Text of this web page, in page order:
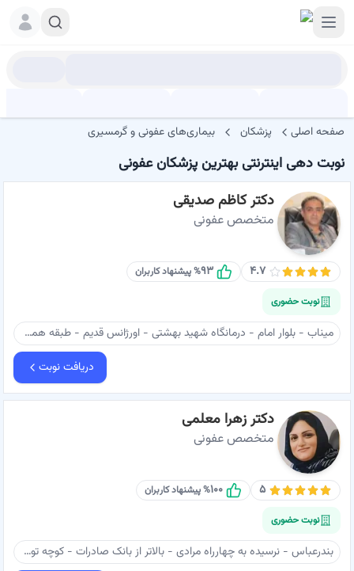
صفحه اصلی پزشکان بیماری‌های عفونی و گرمسیری
نوبت دهی اینترنتی بهترین پزشکان عفونی
دکتر کاظم صدیقی
متخصص عفونی
۴.۷ ۹۳% پیشنهاد کاربران
نوبت حضوری
میناب - بلوار امام - درمانگاه شهید بهشتی - اورژانس قدیم - طبقه همکف - دکتر صدیقی
دریافت نوبت
دکتر زهرا معلمی
متخصص عفونی
۵ ۱۰۰% پیشنهاد کاربران
نوبت حضوری
بندرعباس - نرسیده به چهارراه مرادی - بالاتر از بانک صادرات - کوچه توسلی - ساختمان پزشکان آرام - طبقه ۵ - دکتر معلمی - مطب بندرعباس